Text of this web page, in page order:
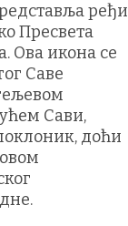
ређи
Пресвета
Ова икона се
Саве
Сави,
доћи